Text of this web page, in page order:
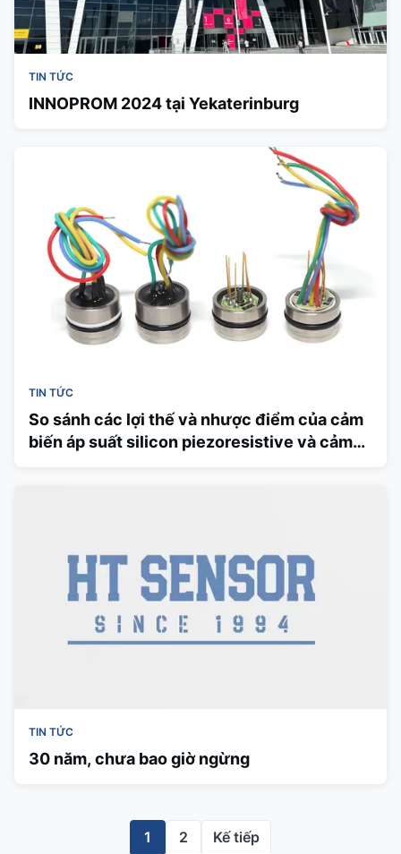
TIN TỨC
INNOPROM 2024 tại Yekaterinburg
TIN TỨC
So sánh các lợi thế và nhược điểm của cảm
biến áp suất silicon piezoresistive và cảm
TIN TỨC
30 năm, chưa bao giờ ngừng
1 2 Kế tiếp